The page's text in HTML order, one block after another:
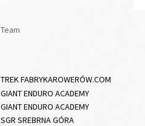
Team
TREK FABRYKAROWERÓW.COM
GIANT ENDURO ACADEMY
GIANT ENDURO ACADEMY
SGR SREBRNA GÓRA